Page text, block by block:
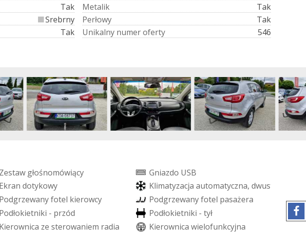
Tak
Srebrny
Tak
Metalik
Tak
Perłowy
Tak
Unikalny numeroferty 546
Zestaw głośnomówiący Gniazdo USB
Ekran dotykowy Klimatyzacja automatyczna, dwust
Podgrzewanyfotel kierowcy Podgrzewany fotel pasażera
Podłokietniki - przód Podłokietniki - tył
Kierownica ze sterowaniem radia Kierownica wielofunkcyjna